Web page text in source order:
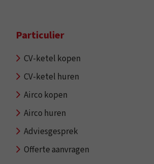
Particulier
CV-ketel kopen
CV-ketel huren
Airco kopen
Airco huren
Adviesgesprek
Offerte aanvragen